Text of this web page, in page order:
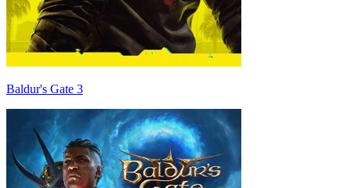
Baldur's Gate 3